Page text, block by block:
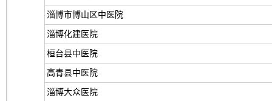
淄博市博山区中医院
淄博化建医院
桓台县中医院
高青县中医院
淄博大众医院